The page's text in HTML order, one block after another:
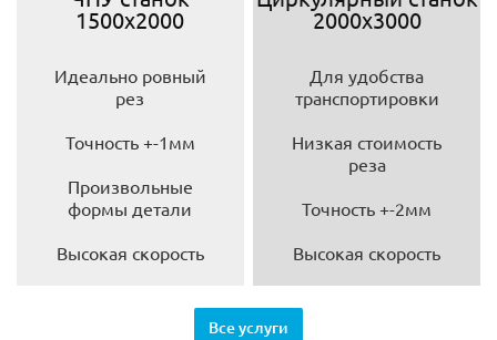
1500х2000
Идеально ровный
рез
Точность +-1мм
Произвольные
формы детали
Высокая скорость
2000х3000
Для удобства
транспортировки
Низкая стоимость
реза
Точность +-2мм
Высокая скорость
Все услуги